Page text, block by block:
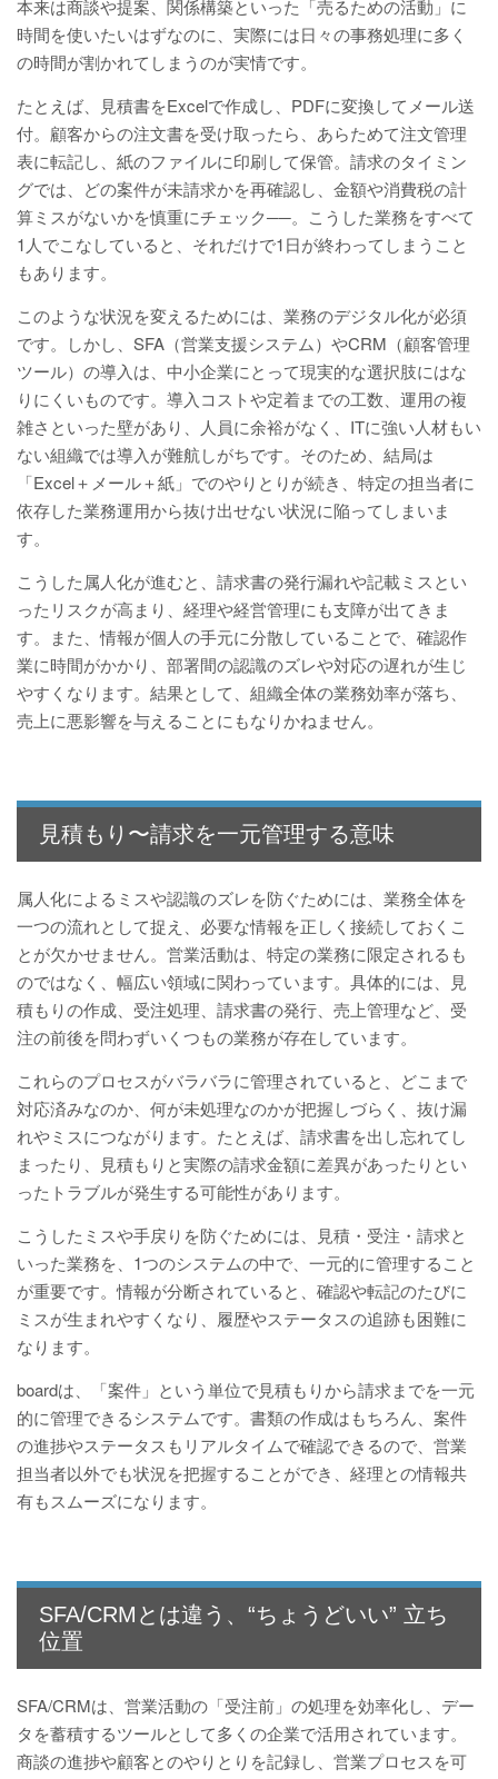
本来は商談や提案、関係構築といった「売るための活動」に
時間を使いたいはずなのに、実際には日々の事務処理に多く
の時間が割かれてしまうのが実情です。
たとえば、見積書をExcelで作成し、PDFに変換してメール送
付。顧客からの注文書を受け取ったら、あらためて注文管理
表に転記し、紙のファイルに印刷して保管。請求のタイミン
グでは、どの案件が未請求かを再確認し、金額や消費税の計
算ミスがないかを慎重にチェック──。こうした業務をすべて
1人でこなしていると、それだけで1日が終わってしまうこと
もあります。
このような状況を変えるためには、業務のデジタル化が必須
です。しかし、SFA（営業支援システム）やCRM（顧客管理
ツール）の導入は、中小企業にとって現実的な選択肢にはな
りにくいものです。導入コストや定着までの工数、運用の複
雑さといった壁があり、人員に余裕がなく、ITに強い人材もい
ない組織では導入が難航しがちです。そのため、結局は
「Excel＋メール＋紙」でのやりとりが続き、特定の担当者に
依存した業務運用から抜け出せない状況に陥ってしまいま
す。
こうした属人化が進むと、請求書の発行漏れや記載ミスとい
ったリスクが高まり、経理や経営管理にも支障が出てきま
す。また、情報が個人の手元に分散していることで、確認作
業に時間がかかり、部署間の認識のズレや対応の遅れが生じ
やすくなります。結果として、組織全体の業務効率が落ち、
売上に悪影響を与えることにもなりかねません。
見積もり〜請求を一元管理する意味
属人化によるミスや認識のズレを防ぐためには、業務全体を
一つの流れとして捉え、必要な情報を正しく接続しておくこ
とが欠かせません。営業活動は、特定の業務に限定されるも
のではなく、幅広い領域に関わっています。具体的には、見
積もりの作成、受注処理、請求書の発行、売上管理など、受
注の前後を問わずいくつもの業務が存在しています。
これらのプロセスがバラバラに管理されていると、どこまで
対応済みなのか、何が未処理なのかが把握しづらく、抜け漏
れやミスにつながります。たとえば、請求書を出し忘れてし
まったり、見積もりと実際の請求金額に差異があったりとい
ったトラブルが発生する可能性があります。
こうしたミスや手戻りを防ぐためには、見積・受注・請求と
いった業務を、1つのシステムの中で、一元的に管理すること
が重要です。情報が分断されていると、確認や転記のたびに
ミスが生まれやすくなり、履歴やステータスの追跡も困難に
なります。
boardは、「案件」という単位で見積もりから請求までを一元
的に管理できるシステムです。書類の作成はもちろん、案件
の進捗やステータスもリアルタイムで確認できるので、営業
担当者以外でも状況を把握することができ、経理との情報共
有もスムーズになります。
SFA/CRMとは違う、“ちょうどいい” 立ち
位置
SFA/CRMは、営業活動の「受注前」の処理を効率化し、デー
タを蓄積するツールとして多くの企業で活用されています。
商談の進捗や顧客とのやりとりを記録し、営業プロセスを可